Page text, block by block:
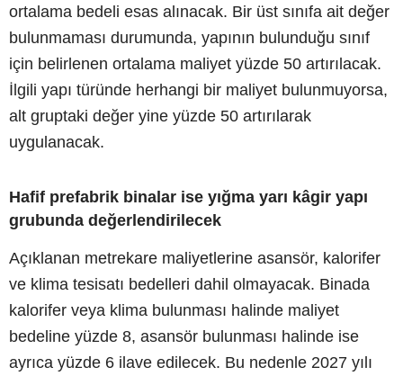
ortalama bedeli esas alınacak. Bir üst sınıfa ait değer
bulunmaması durumunda, yapının bulunduğu sınıf
için belirlenen ortalama maliyet yüzde 50 artırılacak.
İlgili yapı türünde herhangi bir maliyet bulunmuyorsa,
alt gruptaki değer yine yüzde 50 artırılarak
uygulanacak.
Hafif prefabrik binalar ise yığma yarı kâgir yapı
grubunda değerlendirilecek
Açıklanan metrekare maliyetlerine asansör, kalorifer
ve klima tesisatı bedelleri dahil olmayacak. Binada
kalorifer veya klima bulunması halinde maliyet
bedeline yüzde 8, asansör bulunması halinde ise
ayrıca yüzde 6 ilave edilecek. Bu nedenle 2027 yılı